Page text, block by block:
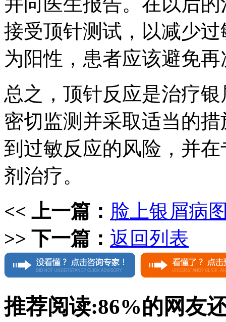
接受顶针测试，以减少
为阳性，患者应该避免
总之，顶针反应是治疗
密切监测并采取适当的
到过敏反应的风险，并
剂治疗。
<< 上一篇： 脸上银屑病
>> 下一篇： 返回列表
推荐阅读:86%的网友